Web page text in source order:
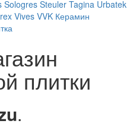
Sologres Steuler Tagina Urbatek
Vives VVK Керамин
плитки
.